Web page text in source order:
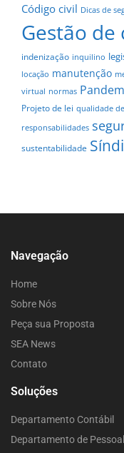
Código civil Dicas de
Gestão
indenização inquilino
locação manutenção
virtual normas
Projeto de lei qualidade
responsabilidades
sustentabilidade
Navegação
Home
Sobre Nós
Peça sua Proposta
SEA News
Contato
Soluções
Departamento Contábil
Departamento de Pessoal